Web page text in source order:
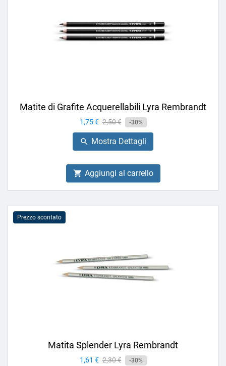
Matite di Grafite Acquerellabili Lyra Rembrandt
Prezzo
1,75 € Prezzo
base
2,50 € -30%
 Mostra Dettagli
 Aggiungi al carrello
Prezzo scontato
Matita Splender Lyra Rembrandt
Prezzo
1,61 € Prezzo
2,30 € -30%